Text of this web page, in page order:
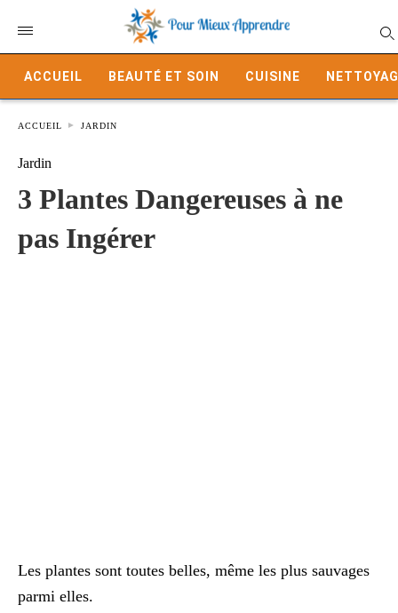
ACCUEIL BEAUTÉ ET SOIN CUISINE
ACCUEIL JARDIN
Jardin
3 Plantes Dangereuses à ne
pas Ingérer
Les plantes sont toutes belles, même les plus sauvages
parmi elles.